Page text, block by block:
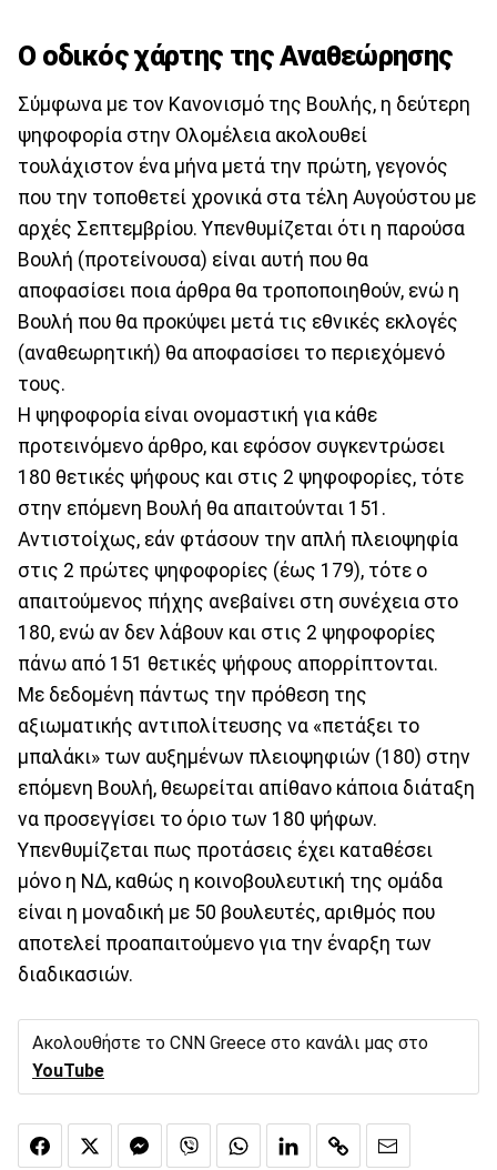
Ο οδικός χάρτης της Αναθεώρησης
Σύμφωνα με τον Κανονισμό της Βουλής, η δεύτερη
ψηφοφορία στην Ολομέλεια ακολουθεί
τουλάχιστον ένα μήνα μετά την πρώτη, γεγονός
που την τοποθετεί χρονικά στα τέλη Αυγούστου με
αρχές Σεπτεμβρίου. Υπενθυμίζεται ότι η παρούσα
Βουλή (προτείνουσα) είναι αυτή που θα
αποφασίσει ποια άρθρα θα τροποποιηθούν, ενώ η
Βουλή που θα προκύψει μετά τις εθνικές εκλογές
(αναθεωρητική) θα αποφασίσει το περιεχόμενό
τους.
Η ψηφοφορία είναι ονομαστική για κάθε
προτεινόμενο άρθρο, και εφόσον συγκεντρώσει
180 θετικές ψήφους και στις 2 ψηφοφορίες, τότε
στην επόμενη Βουλή θα απαιτούνται 151.
Αντιστοίχως, εάν φτάσουν την απλή πλειοψηφία
στις 2 πρώτες ψηφοφορίες (έως 179), τότε ο
απαιτούμενος πήχης ανεβαίνει στη συνέχεια στο
180, ενώ αν δεν λάβουν και στις 2 ψηφοφορίες
πάνω από 151 θετικές ψήφους απορρίπτονται.
Με δεδομένη πάντως την πρόθεση της
αξιωματικής αντιπολίτευσης να «πετάξει το
μπαλάκι» των αυξημένων πλειοψηφιών (180) στην
επόμενη Βουλή, θεωρείται απίθανο κάποια διάταξη
να προσεγγίσει το όριο των 180 ψήφων.
Υπενθυμίζεται πως προτάσεις έχει καταθέσει
μόνο η ΝΔ, καθώς η κοινοβουλευτική της ομάδα
είναι η μοναδική με 50 βουλευτές, αριθμός που
αποτελεί προαπαιτούμενο για την έναρξη των
διαδικασιών.
Ακολουθήστε το CNN Greece στο κανάλι μας στο
YouTube